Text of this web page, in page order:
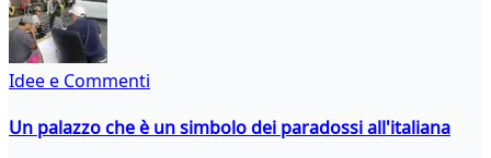
Idee e Commenti
Un palazzo che è un simbolo dei paradossi all'italiana